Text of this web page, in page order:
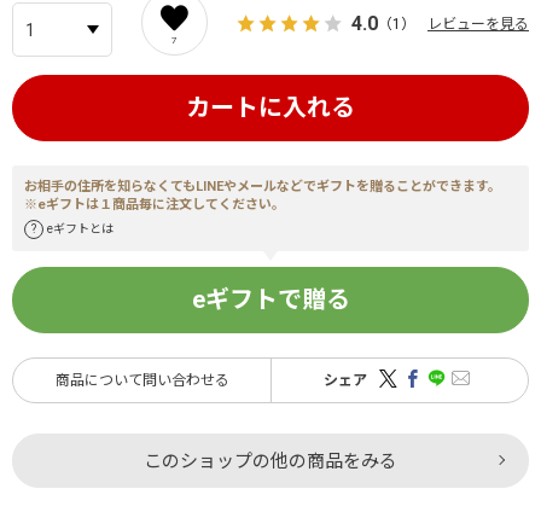
7
4.0 （1） レビューを見る
カートに入れる
お相手の住所を知らなくてもLINEやメールなどでギフトを贈ることができます。
※eギフトは１商品毎に注文してください。
eギフトとは
eギフトで贈る
商品について問い合わせる シェア
このショップの他の商品をみる